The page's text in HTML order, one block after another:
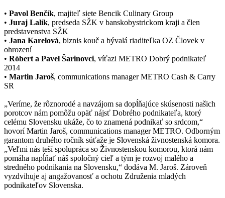
• Pavol Benčík, majiteľ siete Bencik Culinary Group
• Juraj Lalík, predseda SŽK v banskobystrickom kraji a člen
predstavenstva SŽK
• Jana Karelová, biznis kouč a bývalá riaditeľka OZ Človek v
ohrození
• Róbert a Pavel Šarinovci, víťazi METRO Dobrý podnikateľ
2014
• Martin Jaroš, communications manager METRO Cash & Carry
SR
„Veríme, že rôznorodé a navzájom sa dopĺňajúce skúsenosti našich
porotcov nám pomôžu opäť nájsť Dobrého podnikateľa, ktorý
celému Slovensku ukáže, čo to znamená podnikať so srdcom,“
hovorí Martin Jaroš, communications manager METRO. Odborným
garantom druhého ročník súťaže je Slovenská živnostenská komora.
„Veľmi nás teší spolupráca so Živnostenskou komorou, ktorá nám
pomáha napĺňať náš spoločný cieľ a tým je rozvoj malého a
stredného podnikania na Slovensku,“ dodáva M. Jaroš. Zároveň
vyzdvihuje aj angažovanosť a ochotu Združenia mladých
podnikateľov Slovenska.